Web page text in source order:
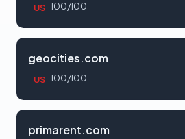
US 100/100
geocities.com
US 100/100
primarent.com